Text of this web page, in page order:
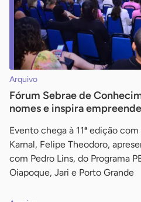
Arquivo
Fórum Sebrae de
nomes e inspira
Evento chega à 11ª edição
Karnal, Felipe Theodoro,
com Pedro Lins, do Programa
Oiapoque, Jari e Porto Grande